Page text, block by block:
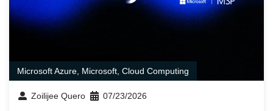
Microsoft Azure, Microsoft, Cloud Computing
Zoilijee Quero 07/23/2026